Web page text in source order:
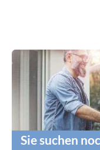
Sie suchen